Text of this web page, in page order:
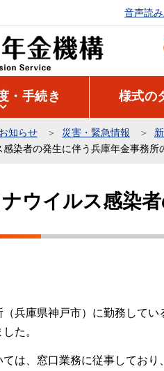
音声読
・手続き 様式の
お知らせ 災害・緊急情報
感染者の発生に伴う兵庫年金事務所
ウイルス感染
兵庫県神戸市）に勤務して
た。
は、窓口業務に従事しており